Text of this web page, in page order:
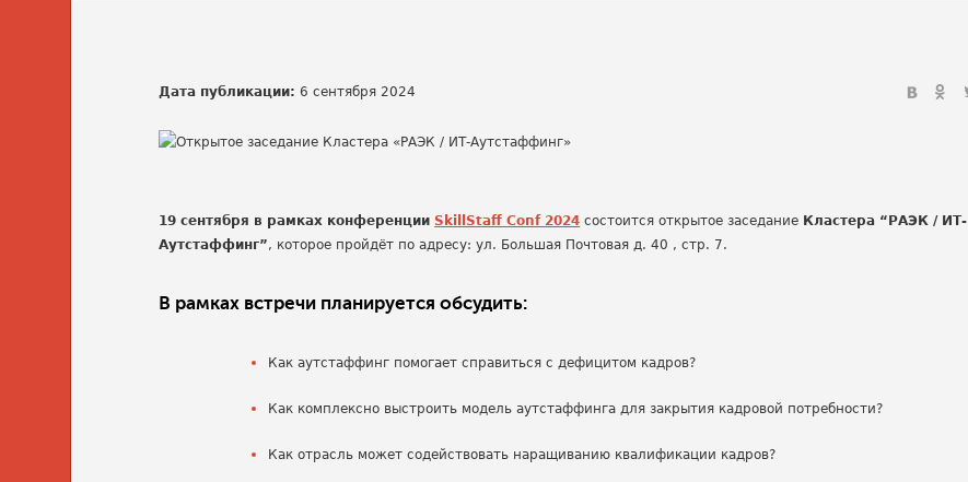
Дата публикации: 6 сентября 2024
19 сентября в рамках конференции SkillStaff Conf 2024 состоится открытое заседание Кластера “РАЭК / ИТ-
Аутстаффинг”, которое пройдёт по адресу: ул. Большая Почтовая д. 40 , стр. 7.
В рамках встречи планируется обсудить:
Как аутстаффинг помогает справиться с дефицитом кадров?
Как комплексно выстроить модель аутстаффинга для закрытия кадровой потребности?
Как отрасль может содействовать наращиванию квалификации кадров?